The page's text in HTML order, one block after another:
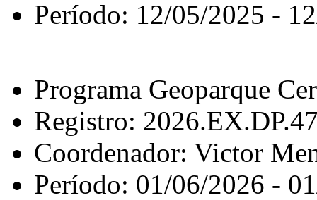
Período: 12/05/2025 -
Programa Geoparque
Registro:
Coordenador: Victor
Período: 01/06/2026 -